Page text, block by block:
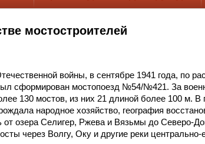
мостостроителей
войны, в сентябре 1941 года, по
сформирован мостопоезд №54/№421. За
130 мостов, из них 21 длиной более 100 м.
народное хозяйство, география
от озера Селигер, Ржева и Вязьмы до Северо-
через Волгу, Оку и другие реки центрально-